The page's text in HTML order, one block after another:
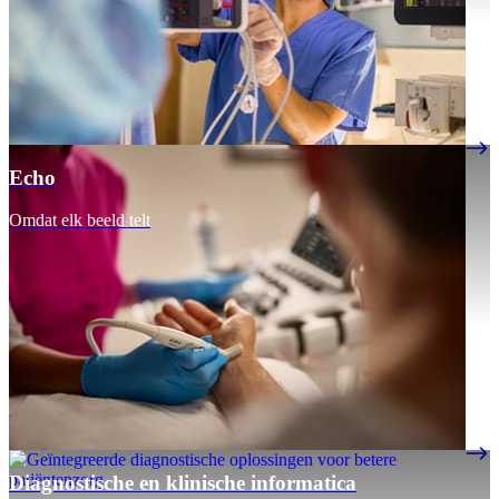
Echo
Omdat elk beeld telt
Diagnostische en klinische informatica